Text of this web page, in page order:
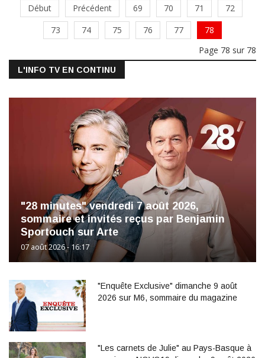
Début Précédent 69 70 71
72
73
74 75 76 77
78
Page 78 sur 78
L'INFO TV EN CONTINU
"28 minutes" vendredi 7 août 2026,
sommaire et invités reçus par Benjamin
Sportouch sur Arte
07 août 2026 - 16:17
"Enquête Exclusive" dimanche 9 août
2026 sur M6, sommaire du magazine
"Les carnets de Julie" au Pays-Basque à